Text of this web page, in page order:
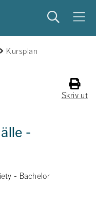
Sök Meny
Kursplan
Skriv ut
-
- Bachelor